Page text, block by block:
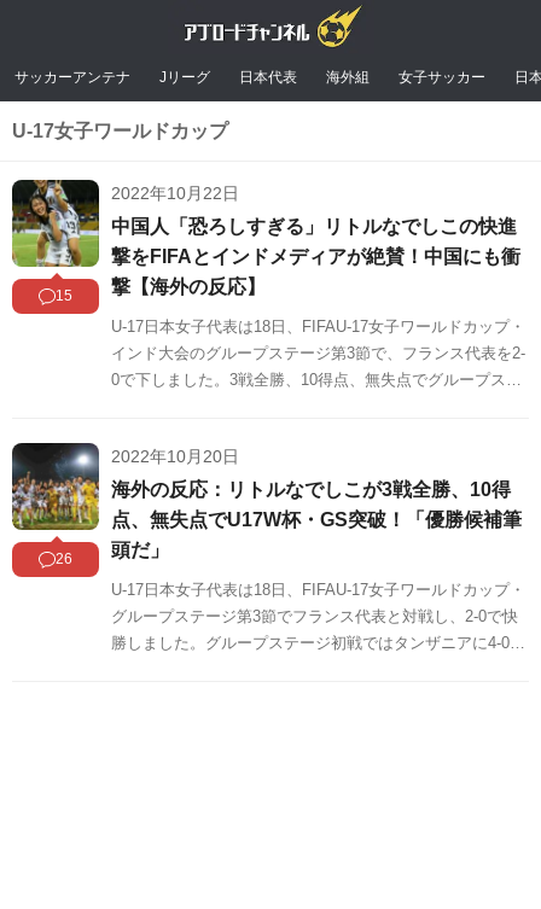
サッカーアンテナ Jリーグ 日本代表 海外組 女子サッカー 日
U-17女子ワールドカップ
15
2022年10月22日
中国人「恐ろしすぎる」リトルなでしこの快進
撃をFIFAとインドメディアが絶賛！中国にも衝
撃【海外の反応】
U-17日本女子代表は18日、FIFAU-17女子ワールドカップ・
インド大会のグループステージ第3節で、フランス代表を2-
0で下しました。3戦全勝、10得点、無失点でグループステ
板などからまとめましたのでご覧ください。
26
2022年10月20日
海外の反応：リトルなでしこが3戦全勝、10得
点、無失点でU17W杯・GS突破！「優勝候補筆
頭だ」
U-17日本女子代表は18日、FIFAU-17女子ワールドカップ・
グループステージ第3節でフランス代表と対戦し、2-0で快
勝しました。グループステージ初戦ではタンザニアに4-0、